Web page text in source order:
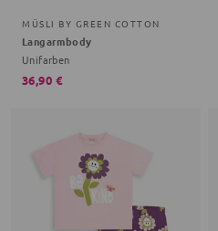
MÜSLI BY GREEN COTTON
Langarmbody
Unifarben
36,90 €